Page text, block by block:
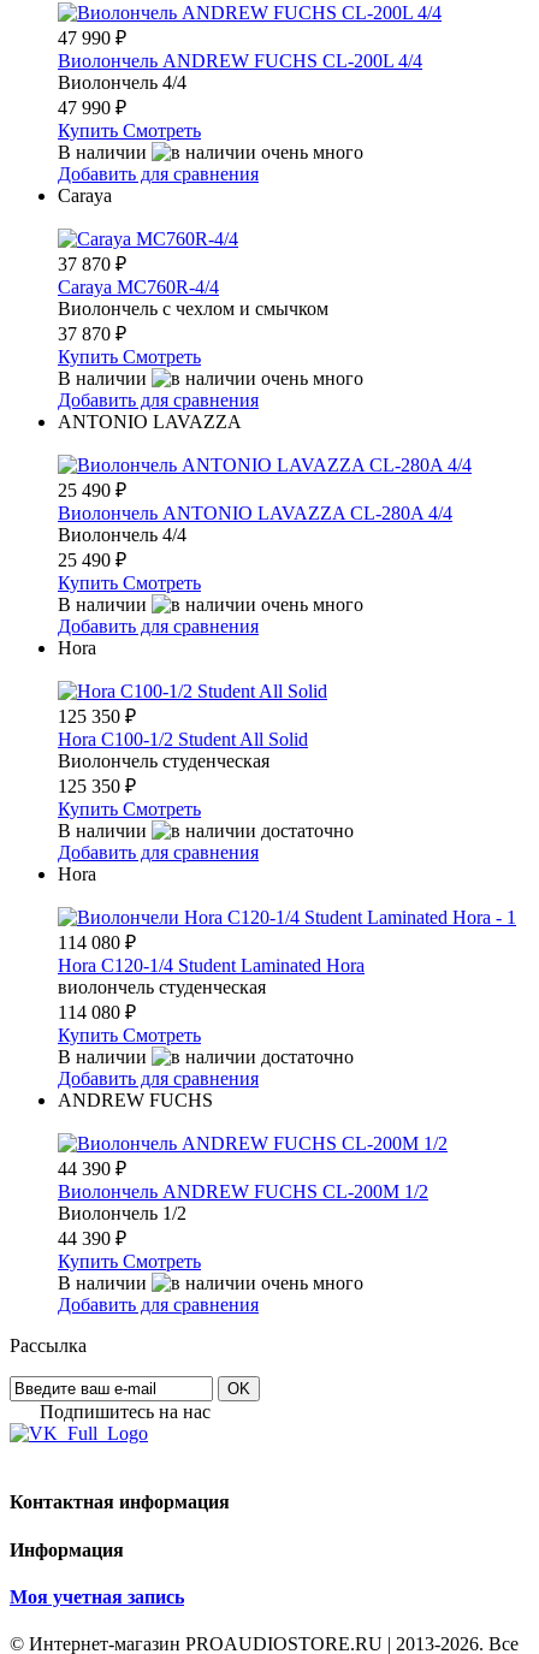
47 990 ₽
Виолончель ANDREW FUCHS CL-200L 4/4
Виолончель 4/4
47 990 ₽
Купить Смотреть
В наличии
Добавить для сравнения
Caraya
37 870 ₽
Caraya MC760R-4/4
Виолончель с чехлом и смычком
37 870 ₽
Купить Смотреть
В наличии
Добавить для сравнения
ANTONIO LAVAZZA
25 490 ₽
Виолончель ANTONIO LAVAZZA CL-280A 4/4
Виолончель 4/4
25 490 ₽
Купить Смотреть
В наличии
Добавить для сравнения
Hora
125 350 ₽
Hora C100-1/2 Student All Solid
Виолончель студенческая
125 350 ₽
Купить Смотреть
В наличии
Добавить для сравнения
Hora
114 080 ₽
Hora C120-1/4 Student Laminated Hora
виолончель студенческая
114 080 ₽
Купить Смотреть
В наличии
Добавить для сравнения
ANDREW FUCHS
44 390 ₽
Виолончель ANDREW FUCHS CL-200M 1/2
Виолончель 1/2
44 390 ₽
Купить Смотреть
В наличии
Добавить для сравнения
Рассылка
OK
Подпишитесь на наc
Контактная информация
Информация
Моя учетная запись
© Интернет-магазин PROAUDIOSTORE.RU | 2013-2026. Все